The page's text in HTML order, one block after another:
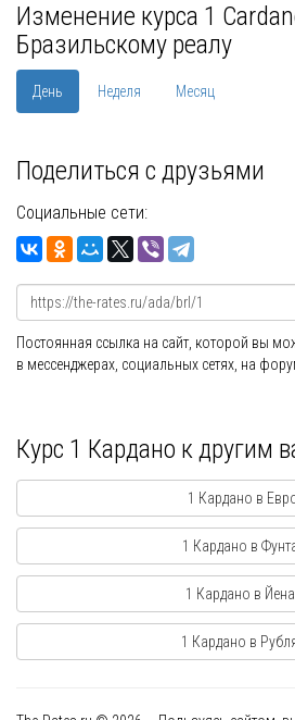
Изменение курса 1
Бразильскому реалу
День Неделя Месяц
Поделиться с друзьями
Социальные сети:
Постоянная ссылка на сайт, которой вы
в мессенджерах, социальных сетях, на
Курс 1 Кардано к другим
1 Кардано в
1 Кардано в
1 Кардано в
1 Кардано в